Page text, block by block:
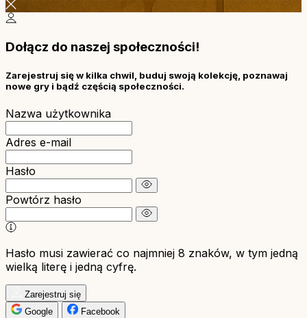
Dołącz do naszej społeczności!
Zarejestruj się w kilka chwil, buduj swoją kolekcję, poznawaj
nowe gry i bądź częścią społeczności.
Nazwa użytkownika
Adres e-mail
Hasło
Powtórz hasło
Hasło musi zawierać co najmniej 8 znaków, w tym jedną
wielką literę i jedną cyfrę.
Zarejestruj się
Google
Facebook